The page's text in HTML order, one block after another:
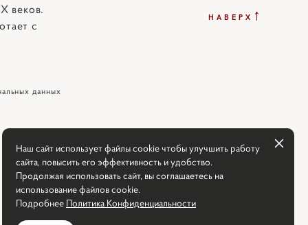
веков.
с
НАВЕРХ ↑
данных
Наш сайт использует файлы cookie чтобы улучшить работу
сайта, повысить его эффективность и удобство.
Продолжая использовать сайт, вы соглашаетесь на
использование файлов cookie.
Подробнее Политика Конфиденциальности